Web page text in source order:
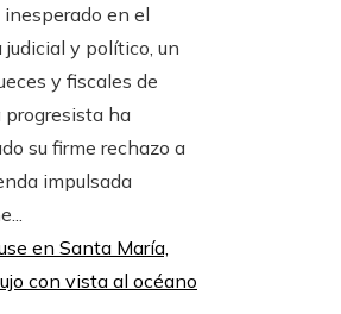
inesperado en el
judicial y político, un
y fiscales de
ha
su firme rechazo a
impulsada